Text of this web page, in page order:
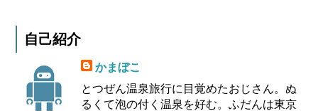
自己紹介
かまぼこ
とつぜん温泉旅行に目覚めたおじさん。ぬ
るくて泡の付く温泉を好む。ふだんは東京